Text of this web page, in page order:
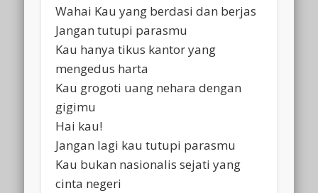
Wahai Kau yang berdasi dan berjas
Jangan tutupi parasmu
Kau hanya tikus kantor yang
mengedus harta
Kau grogoti uang nehara dengan
gigimu
Hai kau!
Jangan lagi kau tutupi parasmu
Kau bukan nasionalis sejati yang
cinta negeri